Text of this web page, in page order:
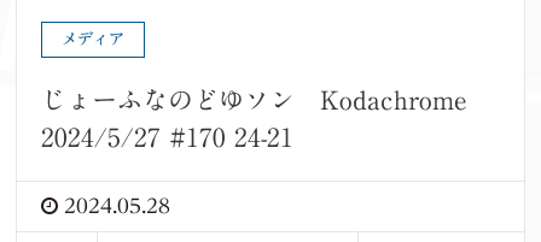
メディア
じょーふなのどゆソン Kodachrome
2024/5/27 #170 24-21
2024.05.28